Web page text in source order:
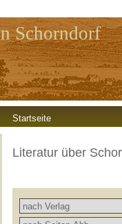
Schorndorf
Startseite
Literatur über